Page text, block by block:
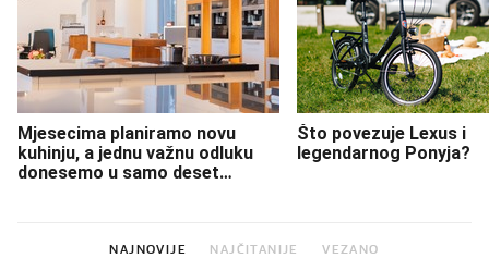
Mjesecima planiramo novu
kuhinju, a jednu važnu odluku
donesemo u samo deset
Što povezuje Lexus i
legendarnog Ponyja?
NAJNOVIJE NAJČITANIJE VEZANO